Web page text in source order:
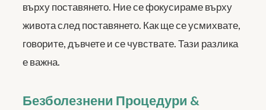
върху поставянето. Ние се фокусираме върху
живота след поставянето. Как ще се усмихвате,
говорите, дъвчете и се чувствате. Тази разлика
е важна.
Безболезнени Процедури &